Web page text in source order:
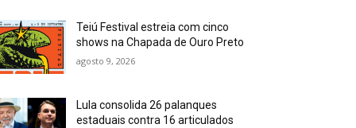
Teiú Festival estreia com cinco
shows na Chapada de Ouro Preto
agosto 9, 2026
Lula consolida 26 palanques
estaduais contra 16 articulados